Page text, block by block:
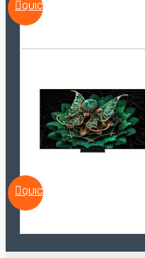
QUICKVIEW
QUICKVIEW